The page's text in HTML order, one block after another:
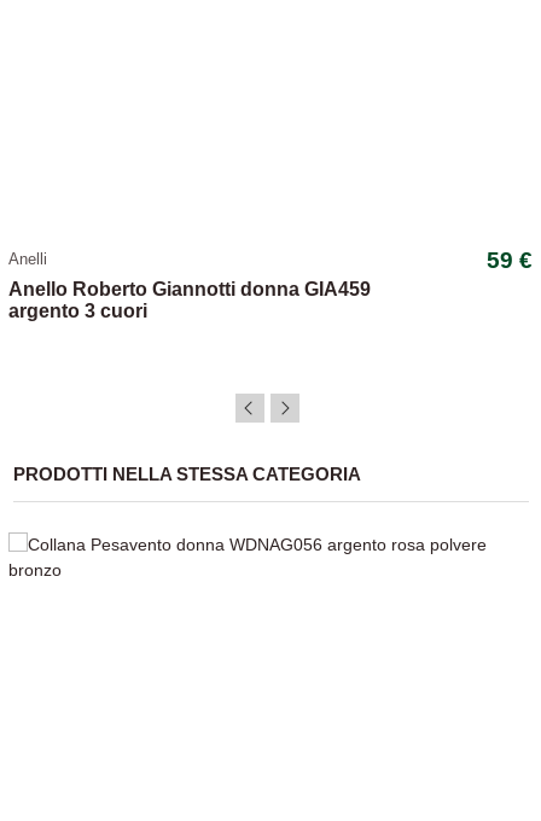
Anelli 59 €
Anello Roberto Giannotti donna GIA459
argento 3 cuori
PRODOTTI NELLA STESSA CATEGORIA